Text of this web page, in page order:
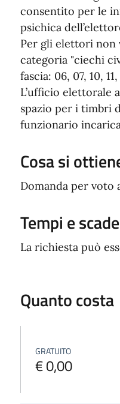
consentito per le
psichica
Per gli elettori non
categoria "ciechi
fascia: 06, 07, 10, 11,
L’ufficio elettorale
spazio per i timbri
funzionario
Cosa si
Domanda per voto
Tempi e
La richiesta può
Quanto costa
GRATUITO
€ 0,00